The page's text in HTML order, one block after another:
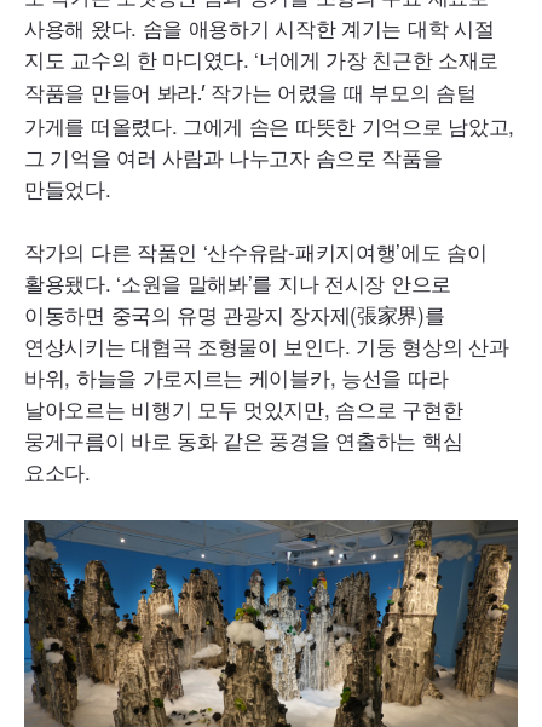
사용해 왔다. 솜을 애용하기 시작한 계기는 대학 시절
지도 교수의 한 마디였다. ‘너에게 가장 친근한 소재로
작품을 만들어 봐라.’작가는 어렸을 때 부모의 솜털
가게를 떠올렸다. 그에게 솜은 따뜻한 기억으로 남았고,
그 기억을 여러 사람과 나누고자 솜으로 작품을
만들었다.
작가의 다른 작품인 ‘산수유람-패키지여행’에도 솜이
활용됐다. ‘소원을 말해봐’를 지나 전시장 안으로
이동하면 중국의 유명 관광지 장자제(張家界)를
연상시키는 대협곡 조형물이 보인다. 기둥 형상의 산과
바위, 하늘을 가로지르는 케이블카, 능선을 따라
날아오르는 비행기 모두 멋있지만, 솜으로 구현한
뭉게구름이 바로 동화 같은 풍경을 연출하는 핵심
요소다.